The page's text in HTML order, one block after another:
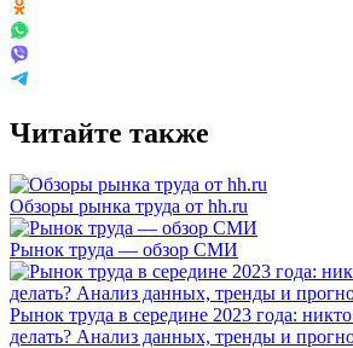
Читайте также
Обзоры рынка труда от hh.ru
Рынок труда — обзор СМИ
Рынок труда в середине 2023 года:
делать? Анализ данных, тренды и